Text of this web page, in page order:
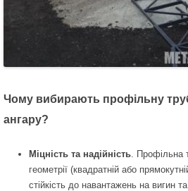
Чому вибирають профільну
ангару?
Міцність та надійність. Профільна
геометрії (квадратній або
стійкість до навантажень на вигин